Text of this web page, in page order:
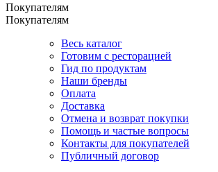
Покупателям
Покупателям
Весь каталог
Готовим с ресторацией
Гид по продуктам
Наши бренды
Оплата
Доставка
Отмена и возврат покупки
Помощь и частые вопросы
Контакты для покупателей
Публичный договор